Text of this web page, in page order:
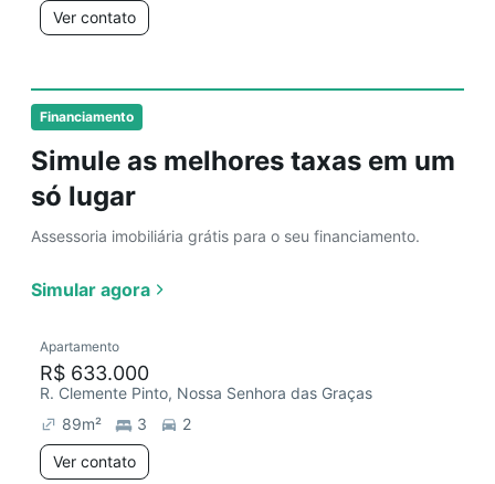
Financiamento
Simule as melhores taxas em um
só lugar
Assessoria imobiliária grátis para o seu financiamento.
Simular agora
Ver contato
Apartamento
R$ 633.000
R. Clemente Pinto, Nossa Senhora das Graças
89m² 3
2
Ver contato